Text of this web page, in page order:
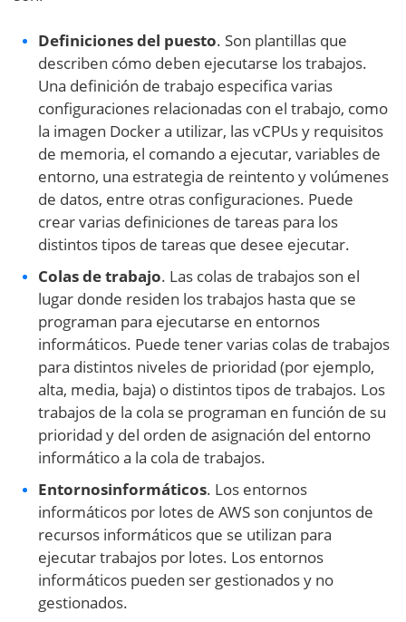
Definiciones del puesto. Son plantillas que
describen cómo deben ejecutarse los trabajos.
Una definición de trabajo especifica varias
configuraciones relacionadas con el trabajo, como
la imagen Docker a utilizar, las vCPUs y requisitos
de memoria, el comando a ejecutar, variables de
entorno, una estrategia de reintento y volúmenes
de datos, entre otras configuraciones. Puede
crear varias definiciones de tareas para los
distintos tipos de tareas que desee ejecutar.
Colas de trabajo. Las colas de trabajos son el
lugar donde residen los trabajos hasta que se
programan para ejecutarse en entornos
informáticos. Puede tener varias colas de trabajos
para distintos niveles de prioridad (por ejemplo,
alta, media, baja) o distintos tipos de trabajos. Los
trabajos de la cola se programan en función de su
prioridad y del orden de asignación del entorno
informático a la cola de trabajos.
Entornosinformáticos. Los entornos
informáticos por lotes de AWS son conjuntos de
recursos informáticos que se utilizan para
ejecutar trabajos por lotes. Los entornos
informáticos pueden ser gestionados y no
gestionados.